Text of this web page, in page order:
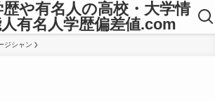
や有名人の高校・大学情
有名人学歴偏差値.com
ジシャン